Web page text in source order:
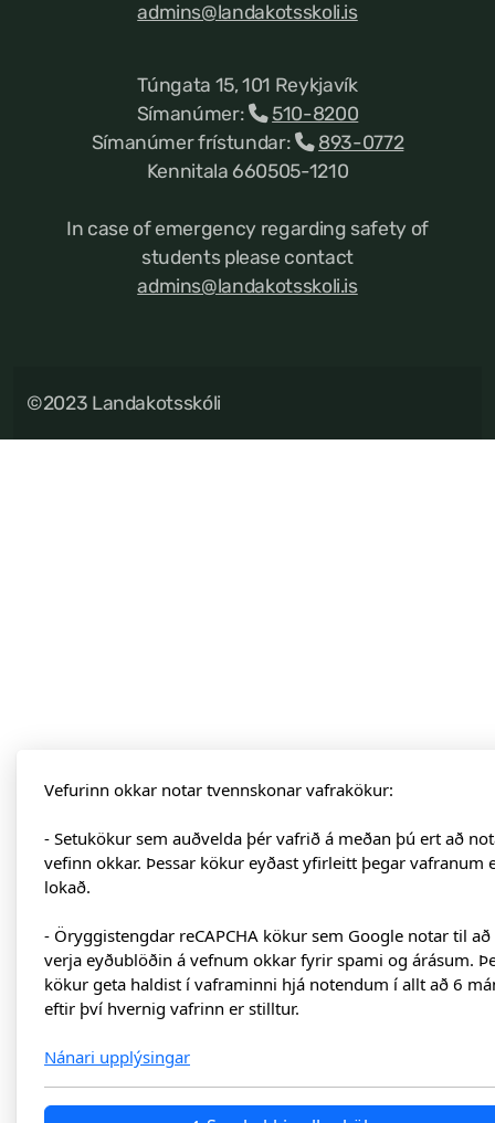
admins@landakotsskoli.is
Túngata 15, 101 Reykjavík
Símanúmer:
510-8200
Símanúmer frístundar:
893-0772
Kennitala 660505-1210
In case of emergency regarding safety of
students please contact
admins@landakotsskoli.is
©2023 Landakotsskóli
Vefurinn okkar notar tvennskonar vafrakökur:
- Setukökur sem auðvelda þér vafrið á meðan þú ert að
vefinn okkar. Þessar kökur eyðast yfirleitt þegar vafranum
lokað.
- Öryggistengdar reCAPCHA kökur sem Google notar til að
verja eyðublöðin á vefnum okkar fyrir spami og árásum.
kökur geta haldist í vaframinni hjá notendum í allt að 6
eftir því hvernig vafrinn er stilltur.
Nánari upplýsingar